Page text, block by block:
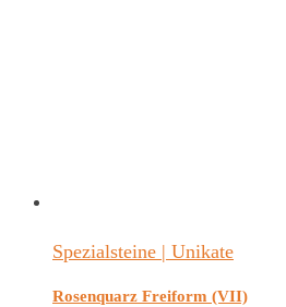
Spezialsteine | Unikate
Rosenquarz Freiform (VII)